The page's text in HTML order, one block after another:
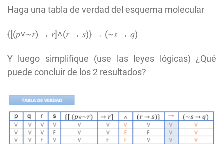
Haga una tabl a de verdad del esquema molecu lar
{[(𝑝˅~𝑟) → 𝑟]˄(𝑟 → 𝑠)} → (~𝑠 → 𝑞)
Y luego simplifique (use las leyes lógicas) ¿ Qué
puede conc luir de los 2 resultados?